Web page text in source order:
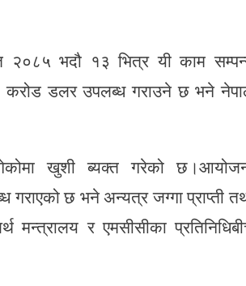
२०८५ भदौ १३ भित्र यी काम
करोड डलर उपलब्ध गराउने छ भने
खुशी ब्यक्त गरेको
गराएको छ भने अन्यत्र जग्गा प्राप्ती
र एमसीसीका